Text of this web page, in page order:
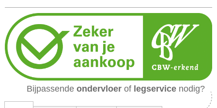
Bijpassende ondervloer of legservice nodig?